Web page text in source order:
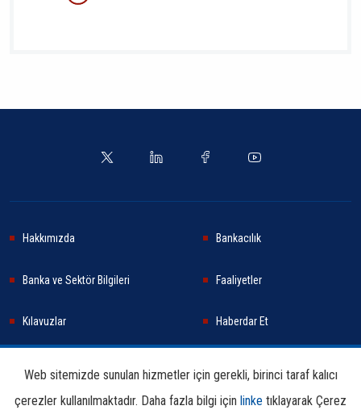
Hakkımızda Bankacılık
Banka ve Sektör Bilgileri Faaliyetler
Kılavuzlar Haberdar Et
Araştırma ve Yayınlar İletişim Bilgileri
Web sitemizde sunulan hizmetler için gerekli, birinci taraf kalıcı
çerezler kullanılmaktadır. Daha fazla bilgi için linke tıklayarak Çerez